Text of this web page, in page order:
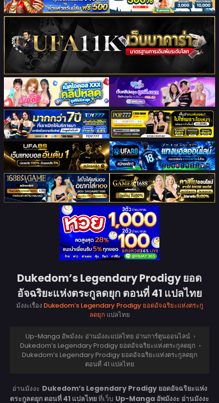
Dukedom’s Legendary Prodigy ยอด
อัจฉริยะแห่งตระกูลดยุก ตอนที่ 41 แปลไทย
มังงะเรื่อง Dukedom’s Legendary Prodigy ยอดอัจฉริยะแห่งตระกู
ลดยุก แปลไทย
Up-Manga อัพมังงะ อ่านมังงะแปลไทย อ่านการ์ตูนออนไลน์ ›
Dukedom’s Legendary Prodigy ยอดอัจฉริยะแห่งตระกูลดยุก ›
Dukedom’s Legendary Prodigy ยอดอัจฉริยะแห่งตระกูลดยุก
ตอนที่ 41 แปลไทย
อ่านมังงะ Dukedom’s Legendary Prodigy ยอดอัจฉริยะแห่ง
ตระกูลดยุก ตอนที่ 41 แปลไทยที่เว็บ Up-Manga อัพมังงะ อ่านมังงะ